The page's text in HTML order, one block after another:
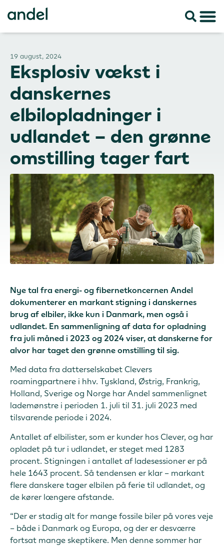
19 august, 2024
Eksplosiv vækst i
danskernes
elbilopladninger i
udlandet – den grønne
omstilling tager fart
Nye tal fra energi- og fibernetkoncernen Andel
dokumenterer en markant stigning i danskernes
brug af elbiler, ikke kun i Danmark, men også i
udlandet. En sammenligning af data for opladning
fra juli måned i 2023 og 2024 viser, at danskerne for
alvor har taget den grønne omstilling til sig.
Med data fra datterselskabet Clevers
roamingpartnere i hhv. Tyskland, Østrig, Frankrig,
Holland, Sverige og Norge har Andel sammenlignet
lademønstre i perioden 1. juli til 31. juli 2023 med
tilsvarende periode i 2024.
Antallet af elbilister, som er kunder hos Clever, og har
opladet på tur i udlandet, er steget med 1283
procent. Stigningen i antallet af ladesessioner er på
hele 1643 procent. Så tendensen er klar – markant
flere danskere tager elbilen på ferie til udlandet, og
de kører længere afstande.
“Der er stadig alt for mange fossile biler på vores veje
– både i Danmark og Europa, og der er desværre
fortsat mange skeptikere. Men denne sommer har